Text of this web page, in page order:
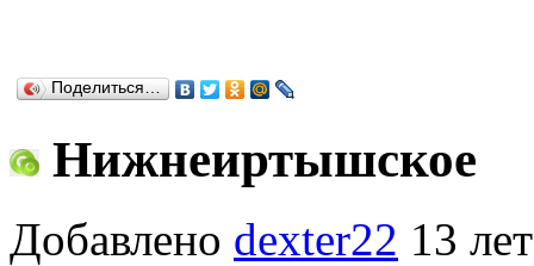
Поделиться…
Нижнеиртышское
Добавлено dexter22 13